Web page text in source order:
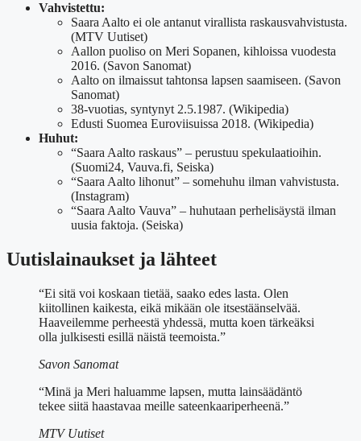
Vahvistettu:
Saara Aalto ei ole antanut virallista raskausvahvistusta.
(MTV Uutiset)
Aallon puoliso on Meri Sopanen, kihloissa vuodesta
2016. (Savon Sanomat)
Aalto on ilmaissut tahtonsa lapsen saamiseen. (Savon
Sanomat)
38-vuotias, syntynyt 2.5.1987. (Wikipedia)
Edusti Suomea Euroviisuissa 2018. (Wikipedia)
Huhut:
“Saara Aalto raskaus” – perustuu spekulaatioihin.
(Suomi24, Vauva.fi, Seiska)
“Saara Aalto lihonut” – somehuhu ilman vahvistusta.
(Instagram)
“Saara Aalto Vauva” – huhutaan perhelisäystä ilman
uusia faktoja. (Seiska)
Uutislainaukset ja lähteet
“Ei sitä voi koskaan tietää, saako edes lasta. Olen
kiitollinen kaikesta, eikä mikään ole itsestäänselvää.
Haaveilemme perheestä yhdessä, mutta koen tärkeäksi
olla julkisesti esillä näistä teemoista.”
Savon Sanomat
“Minä ja Meri haluamme lapsen, mutta lainsäädäntö
tekee siitä haastavaa meille sateenkaariperheenä.”
MTV Uutiset